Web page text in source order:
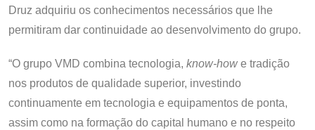
Druz adquiriu os conhecimentos necessários que lhe
permitiram dar continuidade ao desenvolvimento do grupo.
“O grupo VMD combina tecnologia, know-howe tradição
nos produtos de qualidade superior, investindo
continuamente em tecnologia e equipamentos de ponta,
assim como na formação do capital humano e no respeito